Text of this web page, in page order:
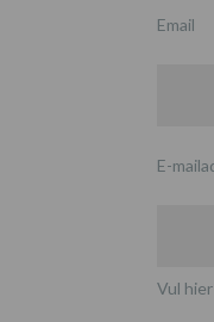
Email
E-
Vul